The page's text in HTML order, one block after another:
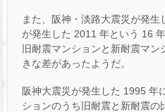
また、阪神・淡路大震災が発
が発生した 2011 年という 16
旧耐震マンションと新耐震マン
きな差があったようだ。
阪神大震災が発生した 1995 年
ションのうち旧耐震と新耐震の